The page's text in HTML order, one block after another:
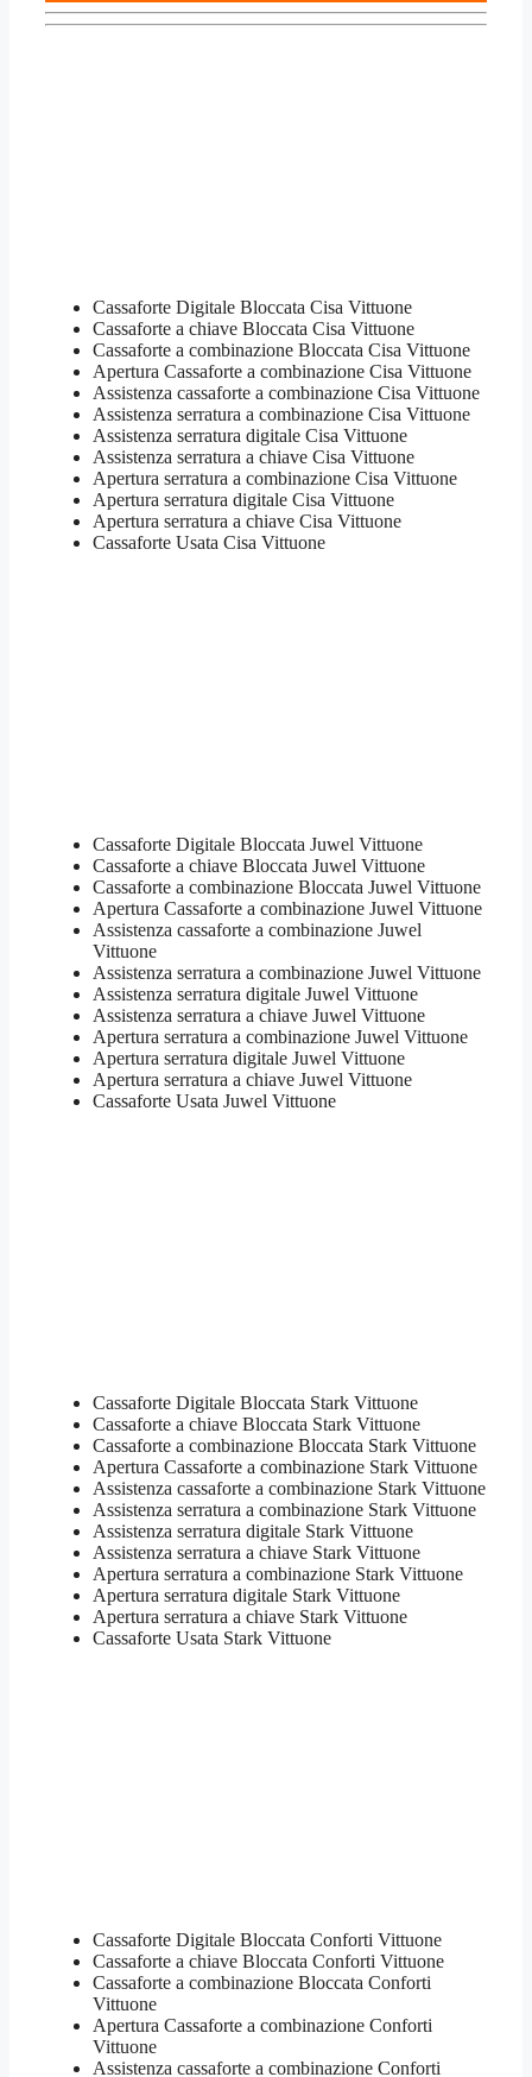
Cassaforte Digitale Bloccata​ Cisa Vittuone
Cassaforte a chiave Bloccata​ Cisa Vittuone
Cassaforte a combinazione Bloccata​ Cisa Vittuone
​Apertura Cassaforte a combinazione​ Cisa Vittuone
Assistenza cassaforte a combinazione​ Cisa Vittuone
​Assistenza serratura​ ​a combinazione​ Cisa Vittuone
Assistenza serratura ​digitale​ Cisa Vittuone
Assistenza serratura ​a chiave​ Cisa Vittuone
​Apertura serratura​ ​a combinazione​ Cisa Vittuone
Apertura serratura​ ​digitale​ Cisa Vittuone
​Apertura serratura​ ​a chiave​ Cisa Vittuone
​Cassaforte Usata​ Cisa Vittuone
Cassaforte Digitale Bloccata Juwel Vittuone
Cassaforte a chiave Bloccata Juwel Vittuone
Cassaforte a combinazione Bloccata Juwel Vittuone
​Apertura Cassaforte a combinazione Juwel Vittuone
Assistenza cassaforte a combinazione Juwel
Vittuone
​Assistenza serratura​ ​a combinazione Juwel Vittuone
Assistenza serratura ​digitale Juwel Vittuone
Assistenza serratura ​a chiave Juwel Vittuone
​Apertura serratura​ ​a combinazione Juwel Vittuone
Apertura serratura​ ​digitale Juwel Vittuone
​Apertura serratura​ ​a chiave Juwel Vittuone
​Cassaforte Usata Juwel Vittuone
Cassaforte Digitale Bloccata Stark Vittuone
Cassaforte a chiave Bloccata Stark Vittuone
Cassaforte a combinazione Bloccata Stark Vittuone
​Apertura Cassaforte a combinazione Stark Vittuone
Assistenza cassaforte a combinazione Stark Vittuone
​Assistenza serratura​ ​a combinazione Stark Vittuone
Assistenza serratura ​digitale Stark Vittuone
Assistenza serratura ​a chiave Stark Vittuone
​Apertura serratura​ ​a combinazione Stark Vittuone
Apertura serratura​ ​digitale Stark Vittuone
​Apertura serratura​ ​a chiave Stark Vittuone
​Cassaforte Usata Stark Vittuone
Cassaforte Digitale Bloccata Conforti Vittuone
Cassaforte a chiave Bloccata Conforti Vittuone
Cassaforte a combinazione Bloccata Conforti
Vittuone
​Apertura Cassaforte a combinazione Conforti
Vittuone
Assistenza cassaforte a combinazione Conforti